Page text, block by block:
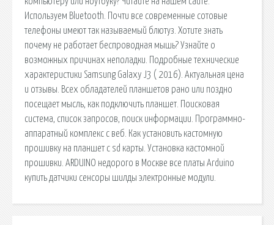
Используем Bluetooth. Почти все современные сотовые
телефоны имеют так называемый блютуз. Хотите знать
почему не работает беспроводная мышь? Узнайте о
возможных причинах неполадки. Подробные технические
характеристики Samsung Galaxy J3 ( 2016). Актуальная цена
и отзывы. Всех обладателей планшетов рано или поздно
посещает мысль, как подключить планшет. Поисковая
сиcтема, список запросов, поиск информации. Программно-
аппаратный комплекс с веб. Как установить кастомную
прошивку на планшет с sd карты. Установка кастомной
прошивки. ARDUINO недорого в Москве все платы Arduino
купить датчики сенсоры шилды электронные модули.